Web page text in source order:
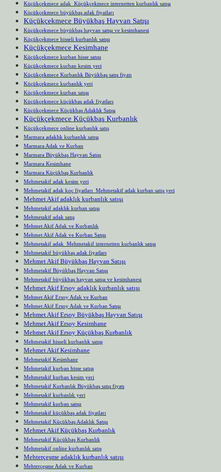
Küçükçekmece adak Küçükçekmece internetten kurbanlık satışı
Küçükçekmece büyükbaş adak fiyatları
Küçükçekmece Büyükbaş Hayvan Satışı
Küçükçekmece büyükbaş hayvan satışı ve kesimhanesi
Küçükçekmece hisseli kurbanlık satışı
Küçükçekmece Kesimhane
Küçükçekmece kurban hisse satışı
Küçükçekmece kurban kesim yeri
Küçükçekmece Kurbanlık Büyükbaş satış fiyatı
Küçükçekmece kurbanlık yeri
Küçükçekmece kurban satışı
Küçükçekmece küçükbaş adak fiyatları
Küçükçekmece Küçükbaş Adaklık Satışı
Küçükçekmece Küçükbaş Kurbanlık
Küçükçekmece online kurbanlık satış
Marmara adaklık kurbanlık satışı
Marmara Adak ve Kurban
Marmara Büyükbaş Hayvan Satışı
Marmara Kesimhane
Marmara Küçükbaş Kurbanlık
Mehmetakif adak kesim yeri
Mehmetakif adak koç fiyatları Mehmetakif adak kurban satış yeri
Mehmet Akif adaklık kurbanlık satışı
Mehmetakif adaklık kurban satışı
Mehmetakif adak satış
Mehmet Akif Adak ve Kurbanlık
Mehmet Akif Adak ve Kurban Satışı
Mehmetakif adak Mehmetakif internetten kurbanlık satışı
Mehmetakif büyükbaş adak fiyatları
Mehmet Akif Büyükbaş Hayvan Satışı
Mehmetakif Büyükbaş Hayvan Satışı
Mehmetakif büyükbaş hayvan satışı ve kesimhanesi
Mehmet Akif Ersoy adaklık kurbanlık satışı
Mehmet Akif Ersoy Adak ve Kurban
Mehmet Akif Ersoy Adak ve Kurban Satışı
Mehmet Akif Ersoy Büyükbaş Hayvan Satışı
Mehmet Akif Ersoy Kesimhane
Mehmet Akif Ersoy Küçükbaş Kurbanlık
Mehmetakif hisseli kurbanlık satışı
Mehmet Akif Kesimhane
Mehmetakif Kesimhane
Mehmetakif kurban hisse satışı
Mehmetakif kurban kesim yeri
Mehmetakif Kurbanlık Büyükbaş satış fiyatı
Mehmetakif kurbanlık yeri
Mehmetakif kurban satışı
Mehmetakif küçükbaş adak fiyatları
Mehmetakif Küçükbaş Adaklık Satışı
Mehmet Akif Küçükbaş Kurbanlık
Mehmetakif Küçükbaş Kurbanlık
Mehmetakif online kurbanlık satış
Mehterçeşme adaklık kurbanlık satışı
Mehterçeşme Adak ve Kurban